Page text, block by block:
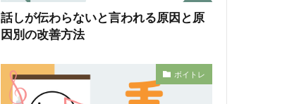
話しが伝わらないと言われる原因と原
因別の改善方法
ボイトレ